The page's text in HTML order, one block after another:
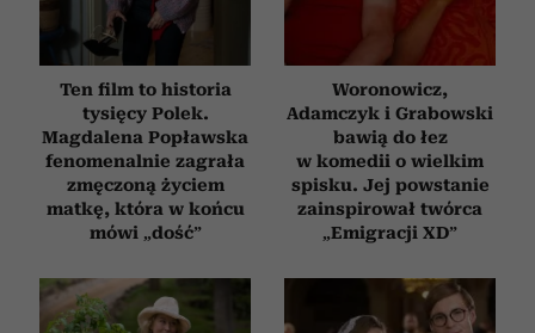
Ten film to historia
tysięcy Polek.
Magdalena Popławska
fenomenalnie zagrała
zmęczoną życiem
matkę, która w końcu
mówi „dość”
Woronowicz,
Adamczyk i Grabowski
bawią do łez
w komedii o wielkim
spisku. Jej powstanie
zainspirował twórca
„Emigracji XD”